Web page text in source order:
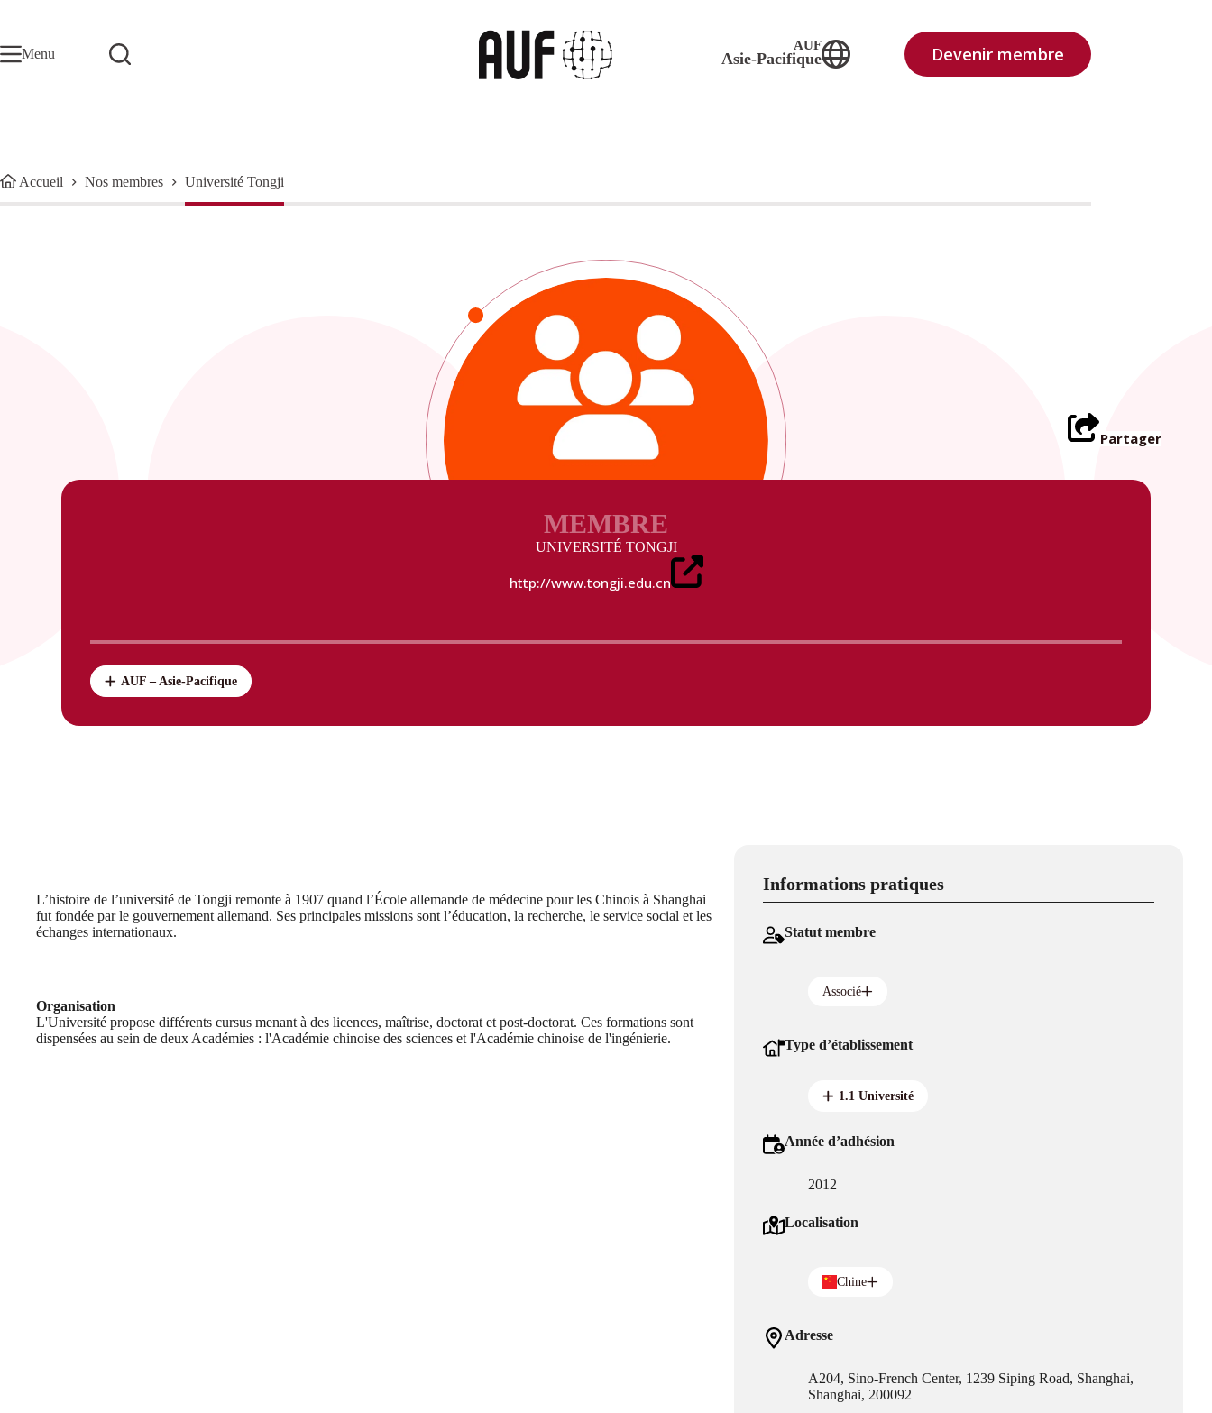
Menu
AUF
Asie-Pacifique Devenir membre
Accueil Nos membres Université Tongji
Partager
MEMBRE
UNIVERSITÉ TONGJI
http://www.tongji.edu.cn
AUF – Asie-Pacifique
L’histoire de l’université de Tongji remonte à 1907 quand l’École allemande de médecine pour les Chinois à Shanghai
fut fondée par le gouvernement allemand. Ses principales missions sont l’éducation, la recherche, le service social et les
échanges internationaux.
Organisation
L'Université propose différents cursus menant à des licences, maîtrise, doctorat et post-doctorat. Ces formations sont
dispensées au sein de deux Académies : l'Académie chinoise des sciences et l'Académie chinoise de l'ingénierie.
Informations pratiques
Statut membre
Associé
Type d’établissement
1.1 Université
Année d’adhésion
2012
Localisation
Chine
Adresse
A204, Sino-French Center, 1239 Siping Road, Shanghai,
Shanghai, 200092